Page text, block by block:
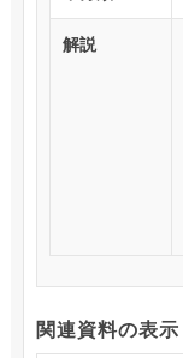
解説
関連資料の表示